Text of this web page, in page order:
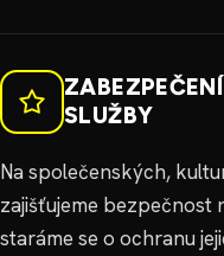
SLUŽBY
Na společenských,
zajišťujeme bezpečnost
staráme se o ochranu